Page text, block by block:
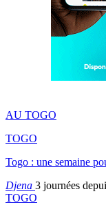
AU TOGO
TOGO
Togo : une semaine
Djena 3 journées
TOGO